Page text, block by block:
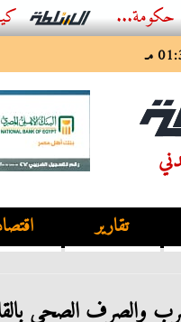
كيف تحمي
مـ
تقارير
والصرف الصحي